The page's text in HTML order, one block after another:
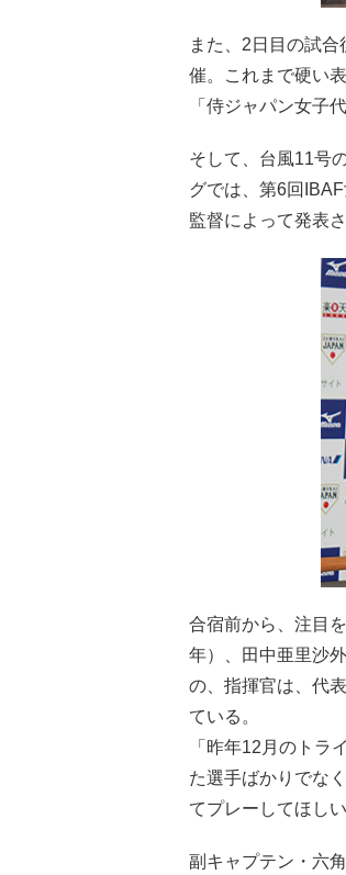
また、2日目の試
催。これまで硬い
「侍ジャパン女子
そして、台風11号
グでは、第6回
監督によって発表さ
合宿前から、注目
年）、田中亜里沙
の、指揮官は、代
ている。
「昨年12月のトラ
た選手ばかりでな
てプレーしてほし
副キャプテン・六